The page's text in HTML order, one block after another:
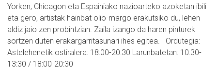
Yorken, Chicagon eta Espainiako nazioarteko azoketan ibili
eta gero, artistak hainbat olio-margo erakutsiko du, lehen
aldiz jaio zen probintzian. Zaila izango da haren pinturek
sortzen duten erakargarritasunari ihes egitea. Ordutegia:
Astelehenetik ostiralera: 18:00-20:30 Larunbatetan: 10:30-
13:30 / 18:00-20:30